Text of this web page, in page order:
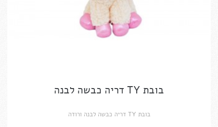
בובת TY דריה כבשה לבנה
בובת TY דריה כבשה לבנה ורודה